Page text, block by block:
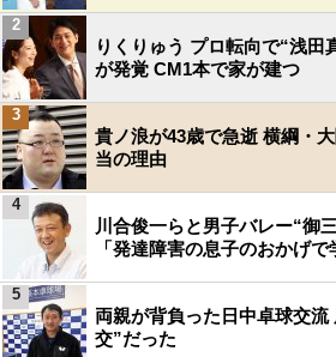
りくりゅう プロ転向で“浅田
が発覚 CM1本で家が建つ
2
貴ノ浪が43歳で急逝 横綱・
当の理由
3
川合俊一らと男子バレー“御
「発達障害の息子のおかげで
4
両親が背負った日中卓球交流
交”だった
5